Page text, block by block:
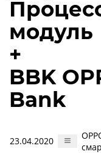
модуль
+
BBK
Bank
23.04.2020